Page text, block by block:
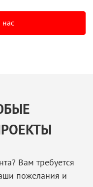
Вам требуется
пожелания и